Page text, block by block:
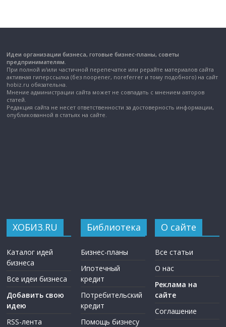
Идеи организации бизнеса, готовые бизнес-планы, советы
предпринимателям.
При полной и/или частичной перепечатке или рерайте материалов сайта
активная гиперссылка (без noopener, noreferrer и тому подобного) на сайт
hobiz.ru обязательна.
Мнение администрации сайта может не совпадать с мнением авторов
статей.
Редакция сайта не несет ответственности за достоверность информации,
опубликованной в статьях на сайте.
ХОБИЗ.RU
Каталог идей
бизнеса
Все идеи бизнеса
Добавить свою
идею
RSS-лента
Библиотека
Бизнес-планы
Ипотечный
кредит
Потребительский
кредит
Помощь бизнесу
О сайте
Все статьи
О нас
Реклама на
сайте
Соглашение